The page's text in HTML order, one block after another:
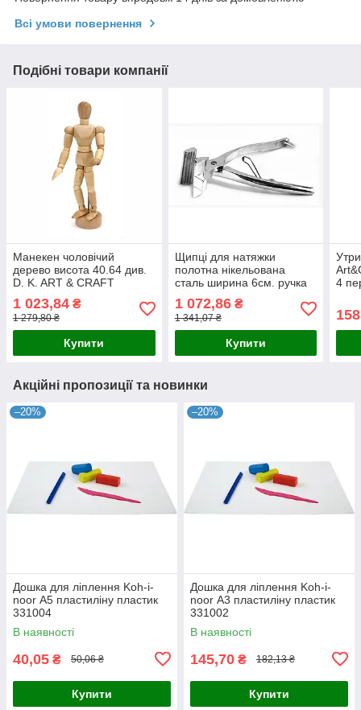
Всі умови повернення
Подібні товари компанії
Манекен чоловічий
дерево висота 40.64 див.
D. K. ART & CRAFT
1 023,84 ₴
1 279,80 ₴
Купити
Щипці для натяжки
полотна нікельована
сталь ширина 6см. ручка
1 072,86₴
1 341,07 ₴
Купити
4
Акційні пропозиції та новинки
–20%
Дошка для ліплення Koh-i-
noor А5 пластиліну пластик
331004
В наявності
40,05 ₴ 50,06 ₴
Купити
–20%
Дошка для ліплення Koh-i-
noor А3 пластиліну пластик
331002
В наявності
145,70 ₴ 182,13 ₴
Купити